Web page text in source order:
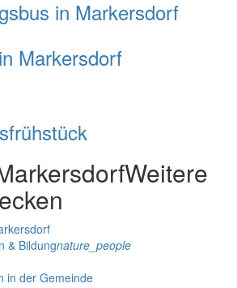
in Markersdorf
Markersdorf
Weitere
& Bildungnature_people
in der Gemeinde